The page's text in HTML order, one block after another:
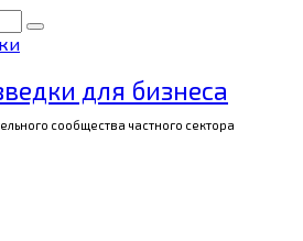
для бизнеса
сообщества частного сектора